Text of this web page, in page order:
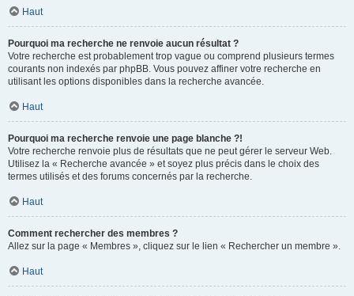
Haut
Pourquoi ma recherche ne renvoie aucun résultat ?
Votre recherche est probablement trop vague ou comprend plusieurs termes
courants non indexés par phpBB. Vous pouvez affiner votre recherche en
utilisant les options disponibles dans la recherche avancée.
Haut
Pourquoi ma recherche renvoie une page blanche ?!
Votre recherche renvoie plus de résultats que ne peut gérer le serveur Web.
Utilisez la « Recherche avancée » et soyez plus précis dans le choix des
termes utilisés et des forums concernés par la recherche.
Haut
Comment rechercher des membres ?
Allez sur la page « Membres », cliquez sur le lien « Rechercher un membre ».
Haut